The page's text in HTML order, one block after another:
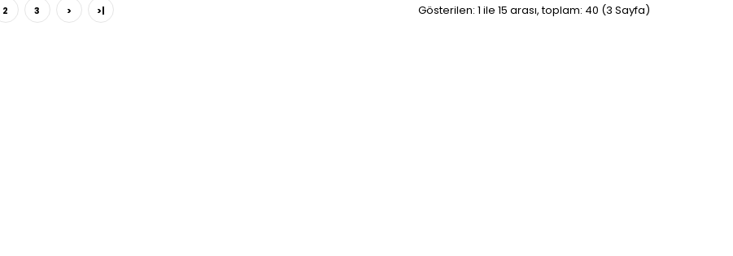
2 3 > >| Gösterilen: 1 ile 15 arası, toplam: 40 (3 Sayfa)